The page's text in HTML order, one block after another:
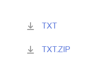
TXT
TXT.ZIP